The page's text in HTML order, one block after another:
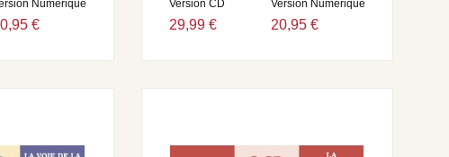
Numérique
€
Version CD
29,99 €
Version Numérique
20,95 €